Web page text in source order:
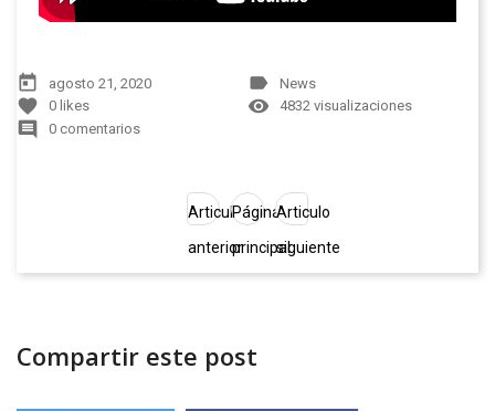
today agosto 21, 2020 label News
favorite 0 likes remove_red_eye 4832 visualizaciones
comment 0 comentarios
Articulo
anterior
Página
principal
Articulo
siguiente
Compartir este post